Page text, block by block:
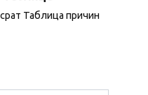
Таблица причин